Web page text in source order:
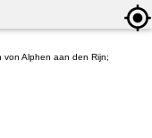
von Alphen aan den Rijn;